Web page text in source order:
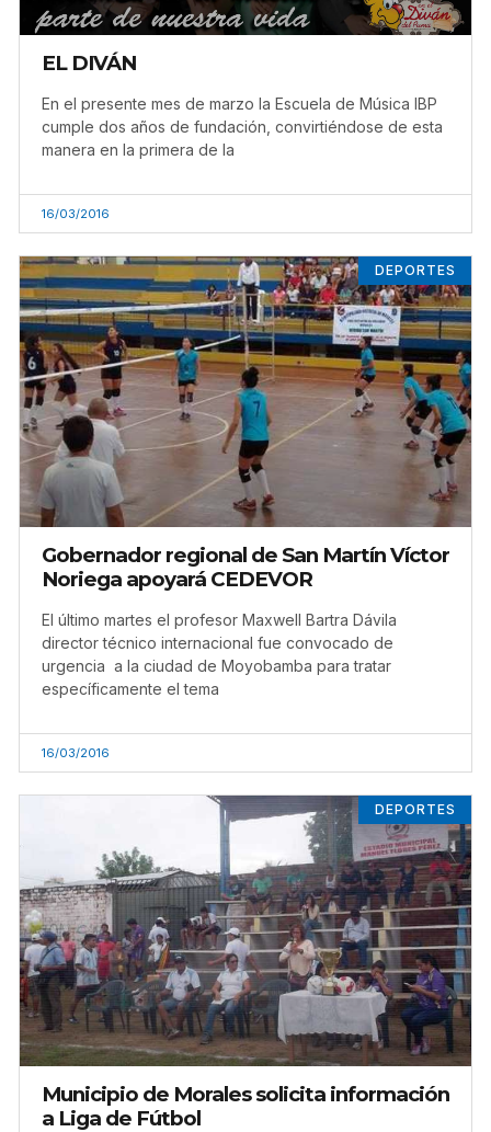
EL DIVÁN
En el presente mes de marzo la Escuela de Música IBP
cumple dos años de fundación, convirtiéndose de esta
manera en la primera de la
16/03/2016
DEPORTES
Gobernador regional de San Martín Víctor
Noriega apoyará CEDEVOR
El último martes el profesor Maxwell Bartra Dávila
director técnico internacional fue convocado de
urgencia a la ciudad de Moyobamba para tratar
específicamente el tema
16/03/2016
DEPORTES
Municipio de Morales solicita información
a Liga de Fútbol